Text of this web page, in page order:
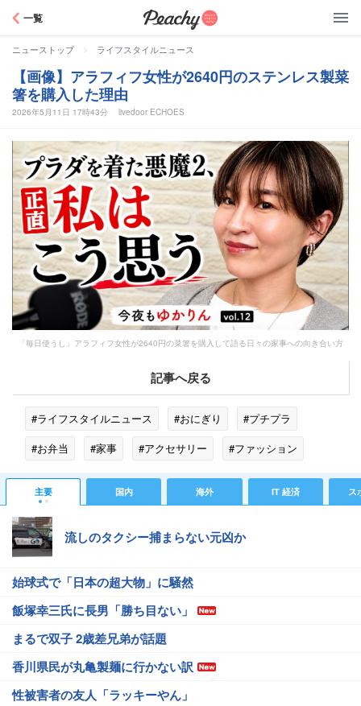
一覧
ニューストップ > ライフスタイルニュース
【画像】アラフィフ女性が2640円のステンレス製菜
箸を購入した理由
2026年5月11日 17時43分 livedoor ECHOES
「毎日使うし」アラフィフ女性が2640円の菜箸を購入して語る日々の家事への向き合い方
記事へ戻る
#ライフスタイルニュース #おにぎり
#プチプラ
#お弁当
#家事 #アクセサリー
#ファッション
#プラダを着た悪魔
#投資
#モチベーション
#山本山
#マッサージ
主要 国内 海外 IT 経済 ス
流しのタクシー捕まらない元凶か
始球式で「日本の超大物」に騒然
飯塚幸三氏に長男「勝ち目ない」
まるで双子 2歳差兄弟が話題
香川県民が丸亀製麺に行かない訳
性被害者の友人「ラッキーやん」